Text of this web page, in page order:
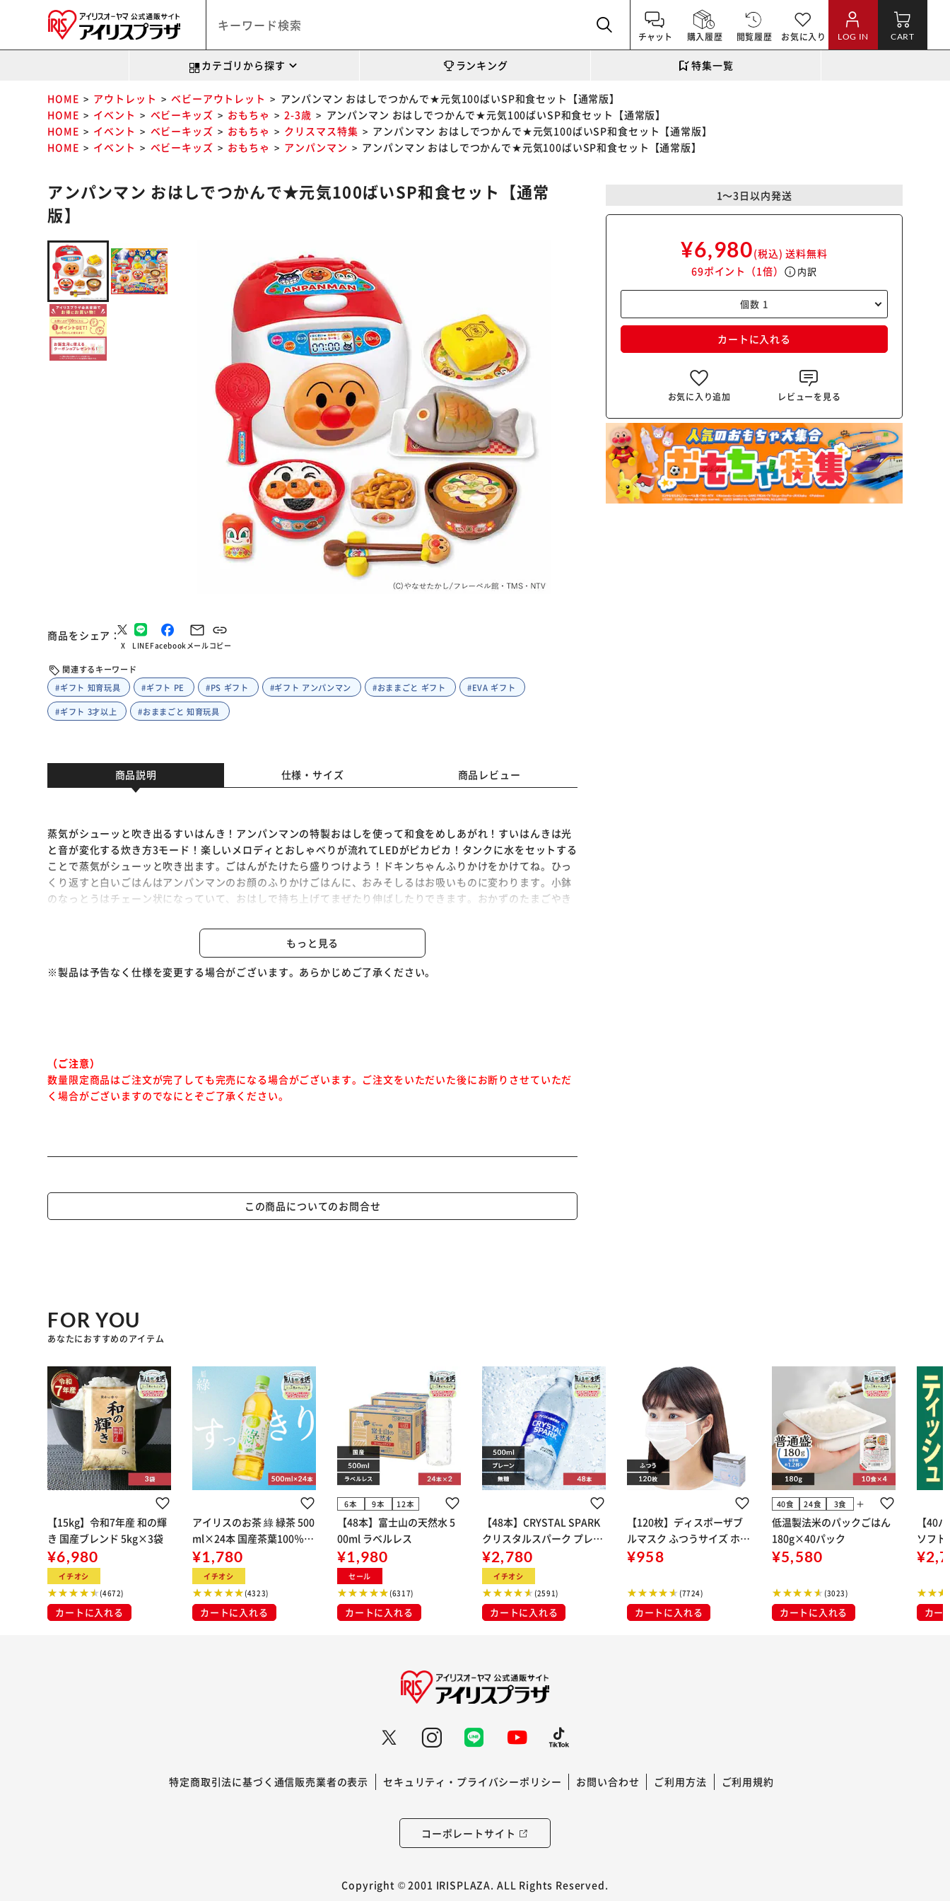
チャット 購入履歴 閲覧履歴 お気に入り LOG IN CART
カテゴリから探す ランキング 特集一覧
HOME アウトレット ベビーアウトレット
アンパンマン おはしでつかんで★元気100ばいSP和食セット【通常版】
HOME
イベント ベビーキッズ おもちゃ 2-3歳
アンパンマン おはしでつかんで★元気100ばいSP和食セット【通常版】
HOME
イベント ベビーキッズ おもちゃ クリスマス特集
アンパンマン おはしでつかんで★元気100ばいSP和食セット【通常版】
HOME
イベント ベビーキッズ おもちゃ アンパンマン アンパンマン おはしでつかんで★元気100ばいSP和食セット【通常版】
アンパンマン おはしでつかんで★元気100ばいSP和食セット【通常
版】
商品をシェア
X LINEFacebookメールコピー
関連するキーワード
#ギフト 知育玩具
#ギフト PE #PS ギフト #ギフト アンパンマン #おままごと ギフト #EVA ギフト
#ギフト 3才以上 #おままごと 知育玩具
1～3日以内発送
¥6,980(税込) 送料無料
69ポイント （1倍） info内訳
カートに入れる
お気に入り追加 レビューを見る
商品説明 仕様・サイズ 商品レビュー
蒸気がシューッと吹き出るすいはんき！アンパンマンの特製おはしを使って和食をめしあがれ！すいはんきは光
と音が変化する炊き方3モード！楽しいメロディとおしゃべりが流れてLEDがピカピカ！タンクに水をセットする
ことで蒸気がシューッと吹き出ます。ごはんがたけたら盛りつけよう！ドキンちゃんふりかけをかけてね。ひっ
くり返すと白いごはんはアンパンマンのお顔のふりかけごはんに、おみそしるはお吸いものに変わります。小鉢
のなっとうはチェーン状になっていて、おはしで持ち上げてまぜたり伸ばしたりできます。おかずのたまごやき
様でもつかみやすくなっています。人差し指で閉じるだけでトングのように簡単につかむことができます。おは
しを置く時ははしおきを使いましょう。付属の配膳シートの絵柄に合わせて配膳してみましょう。遊びを通して
もっと見る
※製品は予告なく仕様を変更する場合がございます。あらかじめご了承ください。
（ご注意）
数量限定商品はご注文が完了しても完売になる場合がございます。ご注文をいただいた後にお断りさせていただ
く場合がございますのでなにとぞご了承ください。
この商品についてのお問合せ
FOR YOU
あなたにおすすめのアイテム
【15kg】令和7年産 和の輝
き 国産ブレンド 5kg×3袋
¥6,980
イチオシ
(4672)
カートに入れる
アイリスのお茶 綠 緑茶 500
ml×24本 国産茶葉100％使
用
¥1,780
イチオシ
(4323)
カートに入れる
6本 9本 12本
【48本】富士山の天然水 5
00ml ラベルレス
¥1,980
セール
(6317)
カートに入れる
【48本】CRYSTAL SPARK
クリスタルスパーク プレー
ン 500ml
¥2,780
イチオシ
(2591)
カートに入れる
【120枚】ディスポーザブ
ルマスク ふつうサイズ ホワ
イト 大容量 DISPOSABLE
布
¥958
(7724)
カートに入れる
40食 24食 3食 add
低温製法米のパックごはん
180g×40パック
¥5,580
(3023)
カートに入れる
【40
ソフト
組) 5
カー
特定商取引法に基づく通信販売業者の表示 セキュリティ・プライバシーポリシー お問い合わせ ご利用方法 ご利用規約
コーポレートサイト
Copyright © 2001 IRISPLAZA. ALL Rights Reserved.
カートに入れる